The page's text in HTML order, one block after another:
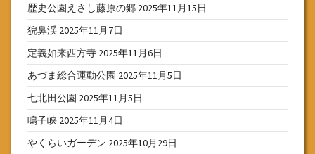
歴史公園えさし藤原の郷 2025年11月15日
猊鼻渓 2025年11月7日
定義如来西方寺 2025年11月6日
あづま総合運動公園 2025年11月5日
七北田公園 2025年11月5日
鳴子峡 2025年11月4日
やくらいガーデン 2025年10月29日